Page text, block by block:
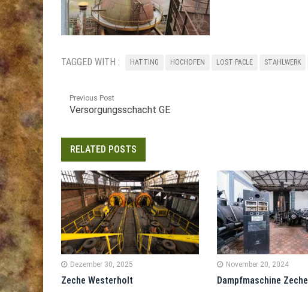
TAGGED WITH : HATTING HOCHOFEN LOST PACLE STAHLWERK
Previous Post
Versorgungsschacht GE
RELATED POSTS
Dezember 30, 2025
Zeche Westerholt
November 20, 2024
Dampfmaschine Zeche